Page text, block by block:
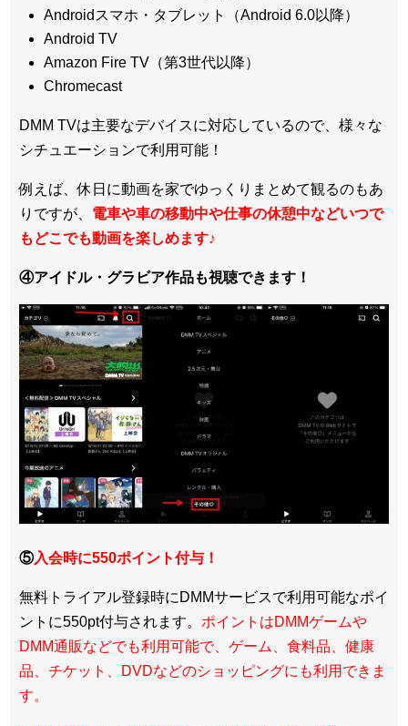
Androidスマホ・タブレット（Android 6.0以降）
Android TV
Amazon Fire TV（第3世代以降）
Chromecast
DMM TVは主要なデバイスに対応しているので、 様々な
シチュエーションで利用可能！
例えば、休日に動画を家でゆっくりまとめて観るのもあ
りですが、 電車や車の移動中や仕事の休憩中などいつで
もどこでも動画を楽しめます♪
④アイドル・グラビア作品も視聴できます！
⑤入会時に550ポイント付与！
無料トライアル登録時にDMMサービスで利用可能なポイ
ントに550pt付与されます。 ポイントはDMMゲームや
DMM通販などでも利用可能で、ゲーム、食料品、健康
品、チケット、DVDなどのショッピングにも利用できま
す。